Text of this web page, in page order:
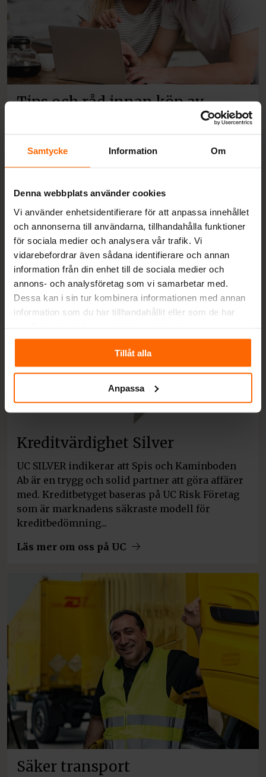
Samtycke Information Om
Denna webbplats använder cookies
Vi använder enhetsidentifierare för att anpassa innehållet
och annonserna till användarna, tillhandahålla funktioner
för sociala medier och analysera vår trafik. Vi
vidarebefordrar även sådana identifierare och annan
information från din enhet till de sociala medier och
annons- och analysföretag som vi samarbetar med.
Dessa kan i sin tur kombinera informationen med annan
information som du har tillhandahållit eller som de har
Tillåt alla
Anpassa
Tips och råd innan köp av
investering med många överväganden. Vilken
modell passar bäst i just ditt hem eller
värme och stil?
Tips och råd
Kreditvärdighet Silver
UC SILVER indikerar att Spis och Kaminboden
Ab är en trygg och solid partner att göra affärer
med. Kreditbetyget baseras på UC Risk Företag
som är marknadens säkraste modell för
kreditbedömning...
Läs mer om oss på UC
Säker transport